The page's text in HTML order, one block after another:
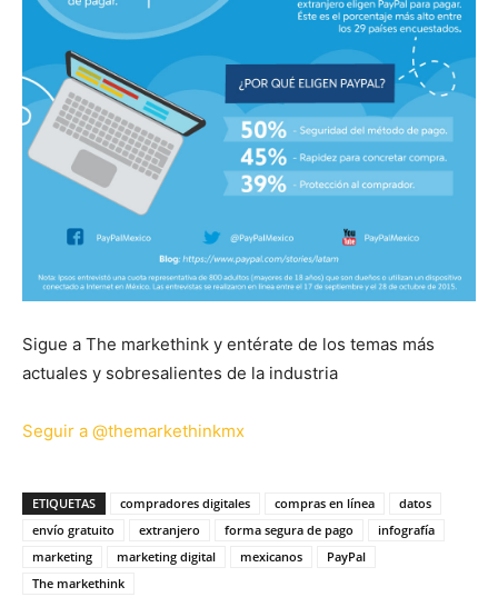
Sigue a The markethink y entérate de los temas más
actuales y sobresalientes de la industria
Seguir a @themarkethinkmx
ETIQUETAS compradores digitales compras en línea
datos
envío gratuito
extranjero forma segura de pago
infografía
marketing
marketing digital mexicanos
PayPal
The markethink